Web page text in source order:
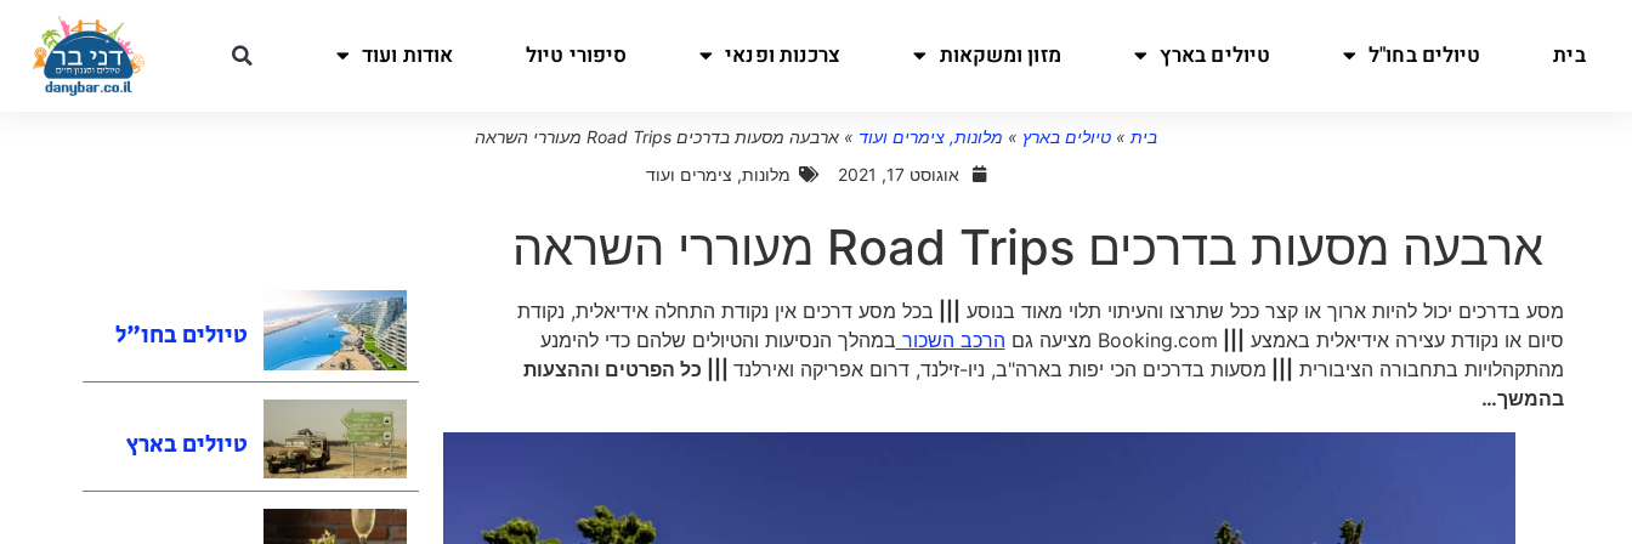
בית טיולים בחו"ל טיולים בארץ מזון ומשקאות צרכנות ופנאי סיפורי טיול אודות ועוד
בית » טיולים בארץ » מלונות, צימרים ועוד » ארבעה מסעות בדרכים Road Trips מעוררי השראה
אוגוסט 17, 2021
מלונות, צימרים ועוד
ארבעה מסעות בדרכים Road Trips מעוררי השראה
מסע בדרכים יכול להיות ארוך או קצר ככל שתרצו והעיתוי תלוי מאוד בנוסע
בכל מסע דרכים אין נקודת התחלה אידיאלית, נקודת
סיום או נקודת עצירה אידיאלית באמצע
Booking.com מציעה גם הרכב השכור במהלך הנסיעות והטיולים שלהם כדי להימנע
מהתקהלויות בתחבורה הציבורית
מסעות בדרכים הכי יפות בארה"ב, ניו-זילנד, דרום אפריקה ואירלנד ||| כל הפרטים וההצעות
בהמשך…
טיולים בחו"ל
טיולים בארץ